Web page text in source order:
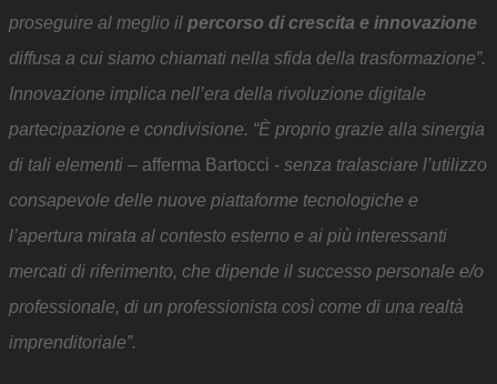
proseguire al meglio il percorso di crescita e innovazione
diffusa a cui siamo chiamati nella sfida della trasformazione”.
Innovazione implica nell’era della rivoluzione digitale
partecipazione e condivisione. “È proprio grazie alla sinergia
di tali elementi – afferma Bartocci - senza tralasciare l’utilizzo
consapevole delle nuove piattaforme tecnologiche e
l’apertura mirata al contesto esterno e ai più interessanti
mercati di riferimento, che dipende il successo personale e/o
professionale, di un professionista così come di una realtà
imprenditoriale”.